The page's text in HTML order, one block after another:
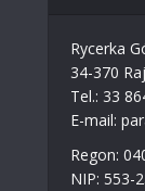
Rycerka
34-370
Tel.: 33
E-mail:
Regon:
NIP: 553-